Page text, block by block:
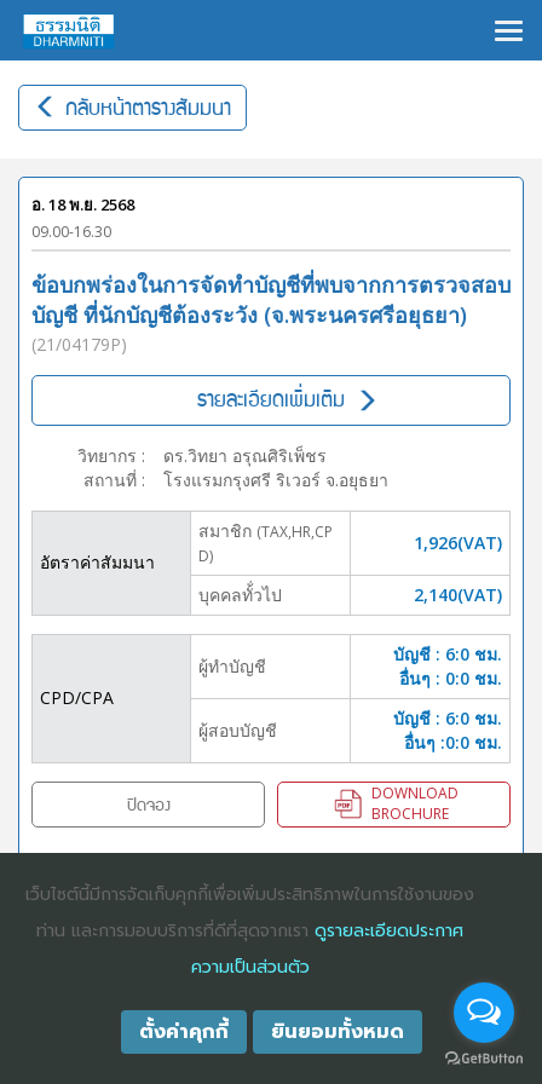
กลับหน้าตารางสัมมนา
อ. 18 พ.ย. 2568
09.00-16.30
ข้อบกพร่องในการจัดทำบัญชีที่พบจากการตรวจสอบ
บัญชี ที่นักบัญชีต้องระวัง (จ.พระนครศรีอยุธยา)
(21/04179P)
รายละเอียดเพิ่มเติม
วิทยากร :
ดร.วิทยา อรุณศิริเพ็ชร
สถานที่ : โรงแรมกรุงศรี ริเวอร์ จ.อยุธยา
อัตราค่าสัมมนา
สมาชิก (TAX,HR,CP
D)
1,926(VAT)
บุคคลทั้่วไป 2,140(VAT)
CPD/CPA
ผู้ทำบัญชี
บัญชี : 6:0 ชม.
อื่นๆ : 0:0 ชม.
ผู้สอบบัญชี
บัญชี : 6:0 ชม.
อื่นๆ :0:0 ชม.
ปิดจอง
DOWNLOAD
BROCHURE
COPYRIGHT ©2025 DHARMNITI SEMINAR AND TRAINING CO., LTD
RIGHTS RESERVED. E-COMMERCIAL REGISTRATION 0105529026680
เว็บไซต์นี้มีการจัดเก็บคุกกี้เพื่อเพิ่มประสิทธิภาพในการใช้งานของ
ท่าน และการมอบบริการที่ดีที่สุดจากเรา ดูรายละเอียดประกาศ
ความเป็นส่วนตัว
ตั้งค่าคุกกี้ ยินยอมทั้งหมด
×